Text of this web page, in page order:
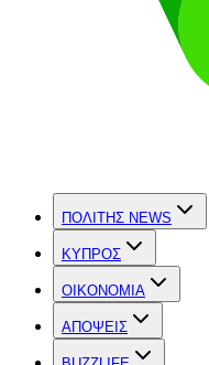
ΠΟΛΙΤΗΣ NEWS
ΚΥΠΡΟΣ
OIKONOMIA
ΑΠΟΨΕΙΣ